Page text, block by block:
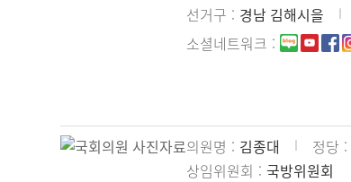
선거구
경남 김해시을
소셜네트워크
의원명 김종대 정당
상임위원회
국방위원회